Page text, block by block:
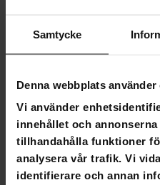
Samtycke
Denna webbplats använder
Vi använder
innehållet och
tillhandahålla funktioner
analysera vår trafik. Vi
identifierare och annan
SKRIV